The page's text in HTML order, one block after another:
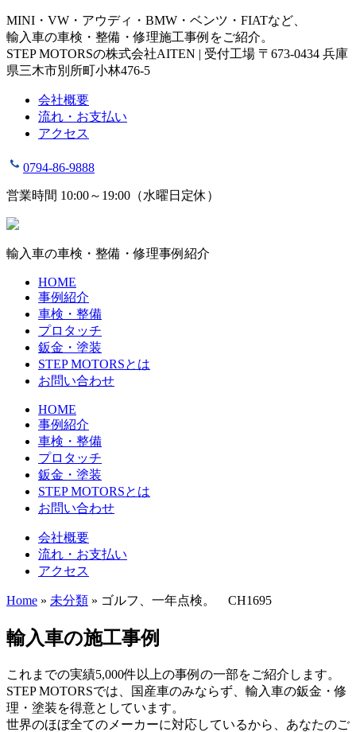
MINI・VW・アウディ・BMW・ベンツ・FIATなど、
輸入車の車検・整備・修理施工事例をご紹介。
STEP MOTORSの株式会社AITEN | 受付工場 〒673-0434 兵庫
県三木市別所町小林476-5
会社概要
流れ・お支払い
アクセス
0794-86-9888
営業時間 10:00～19:00（水曜日定休）
輸入車の車検・整備・修理事例紹介
HOME
事例紹介
車検・整備
プロタッチ
鈑金・塗装
STEP MOTORSとは
お問い合わせ
HOME
事例紹介
車検・整備
プロタッチ
鈑金・塗装
STEP MOTORSとは
お問い合わせ
会社概要
流れ・お支払い
アクセス
Home » 未分類 » ゴルフ、一年点検。 CH1695
輸入車の施工事例
これまでの実績5,000件以上の事例の一部をご紹介します。
STEP MOTORSでは、国産車のみならず、輸入車の鈑金・修
理・塗装を得意としています。
世界のほぼ全てのメーカーに対応しているから、あなたのご